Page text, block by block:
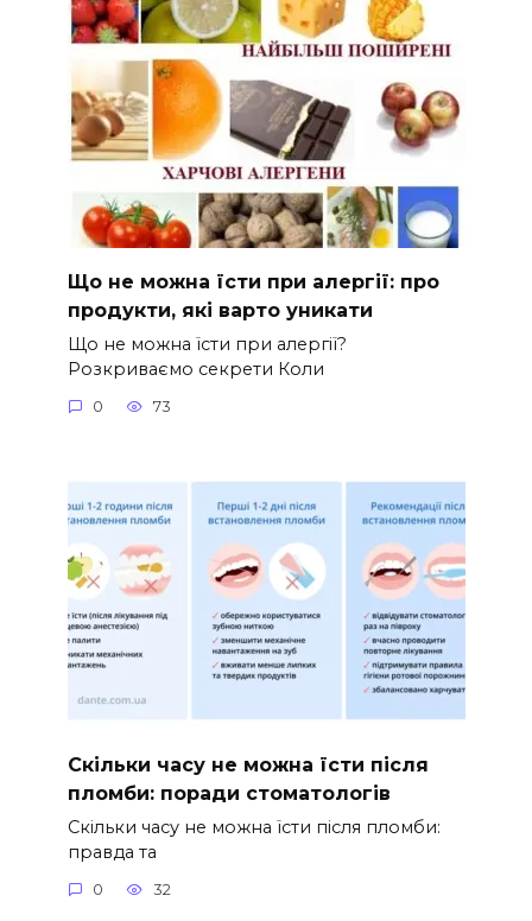
Що не можна їсти при алергії: про
продукти, які варто уникати
Що не можна їсти при алергії?
Розкриваємо секрети Коли
0 73
Скільки часу не можна їсти після
пломби: поради стоматологів
Скільки часу не можна їсти після пломби:
правда та
0 32